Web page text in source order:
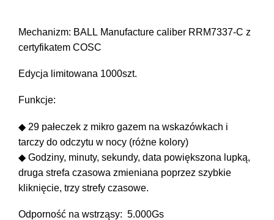
Mechanizm: BALL Manufacture caliber RRM7337-C z
certyfikatem COSC
Edycja limitowana 1000szt.
Funkcje:
◆ 29 pałeczek z mikro gazem na wskazówkach i
tarczy do odczytu w nocy (różne kolory)
◆ Godziny, minuty, sekundy, data powiększona lupką,
druga strefa czasowa zmieniana poprzez szybkie
kliknięcie, trzy strefy czasowe.
Odporność na wstrząsy: 5.000Gs